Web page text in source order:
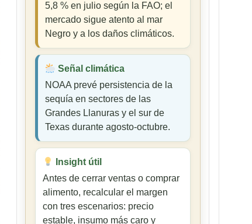
5,8 % en julio según la FAO; el
mercado sigue atento al mar
Negro y a los daños climáticos.
Señal climática
NOAA prevé persistencia de la
sequía en sectores de las
Grandes Llanuras y el sur de
Texas durante agosto-octubre.
Insight útil
Antes de cerrar ventas o comprar
alimento, recalcular el margen
con tres escenarios: precio
estable, insumo más caro y